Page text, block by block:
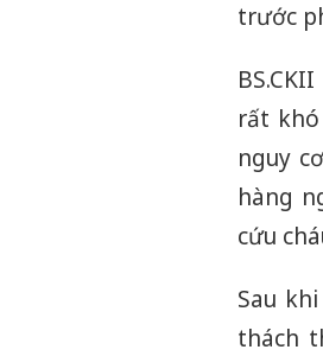
trước
rất
nguy
hàng
cứu
Sau
thách